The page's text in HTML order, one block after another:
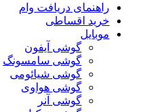
راهنمای دریافت وام
خرید اقساطی
موبایل
گوشی آیفون
گوشی سامسونگ
گوشی شیائومی
گوشی هواوی
گوشی آنر